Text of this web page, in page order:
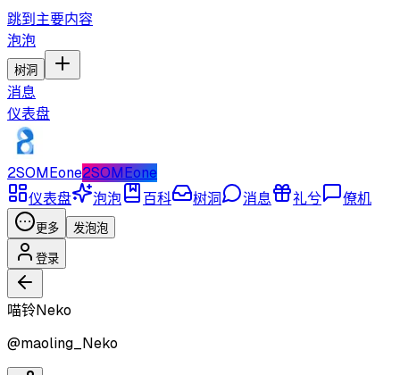
跳到主要内容
泡泡
树洞
消息
仪表盘
2SOMEone2SOMEone
仪表盘
泡泡 百科 树洞 消息 礼兮 僚机
更多 发泡泡
登录
喵铃Neko
@maoling_Neko